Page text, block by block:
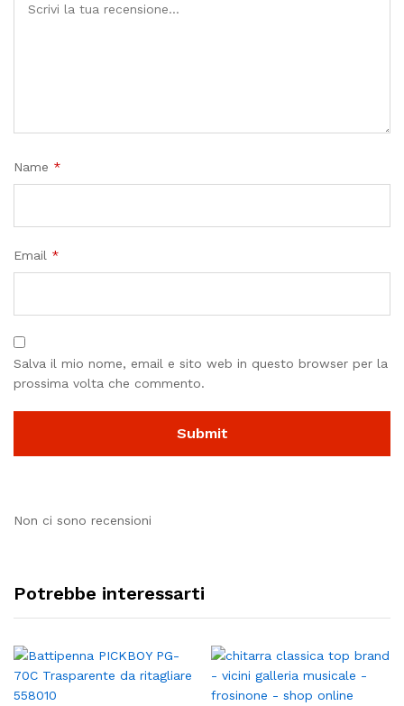
Name *
Email *
Salva il mio nome, email e sito web in questo browser per la
prossima volta che commento.
Non ci sono recensioni
Potrebbe interessarti